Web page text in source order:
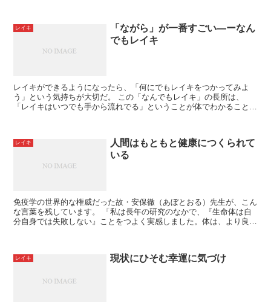
レイキ
「ながら」が一番すごい―ーなん
でもレイキ
レイキができるようになったら、「何にでもレイキをつかってみよ
う」という気持ちが大切だ。 この「なんでもレイキ」の長所は、
「レイキはいつでも手から流れでる」ということが体でわかること
レイキ
人間はもともと健康につくられて
いる
免疫学の世界的な権威だった故・安保徹（あぼとおる）先生が、こん
な言葉を残しています。 「私は長年の研究のなかで、『生命体は自
分自身では失敗しない』ことをつよく実感しました。体は、より良い
レイキ 現状にひそむ幸運に気づけ